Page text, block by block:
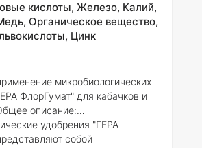
микроорганизмы,
а также ряд
и микроэлементов.
данного
кислоты, Железо, Калий,
Органическое вещество,
Цинк
микробиологических
ФлорГумат" для кабачков и
описание:
удобрения "ГЕРА
собой